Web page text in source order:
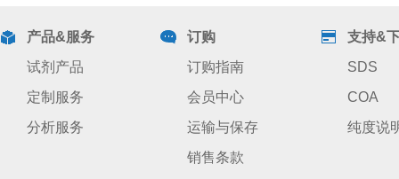
产品&服务
试剂产品
定制服务
分析服务
订购
订购指南
会员中心
运输与保存
销售条款
支持&
SDS
COA
纯度说